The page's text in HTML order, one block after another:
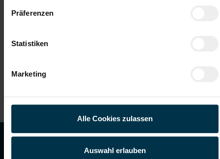
Präferenzen
Statistiken
Marketing
Alle Cookies zulassen
Auswahl erlauben
Oktober 2021 im PDF-Format